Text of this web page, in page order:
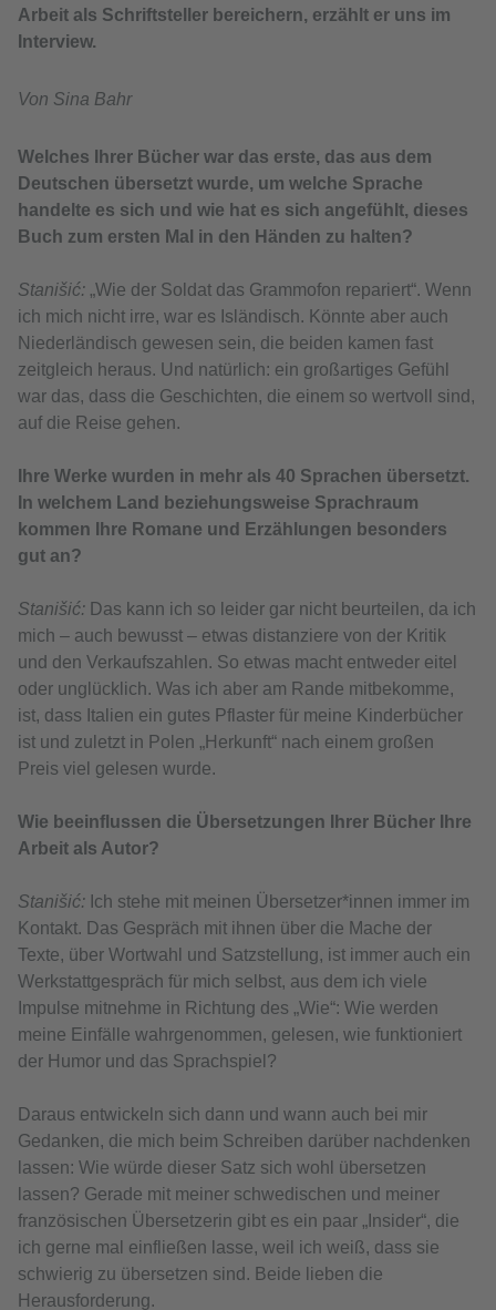
Arbeit als Schriftsteller bereichern, erzählt er uns im
Interview.
Von Sina Bahr
Welches Ihrer Bücher war das erste, das aus dem
Deutschen übersetzt wurde, um welche Sprache
handelte es sich und wie hat es sich angefühlt, dieses
Buch zum ersten Mal in den Händen zu halten?
Stanišić: „Wie der Soldat das Grammofon repariert“. Wenn
ich mich nicht irre, war es Isländisch. Könnte aber auch
Niederländisch gewesen sein, die beiden kamen fast
zeitgleich heraus. Und natürlich: ein großartiges Gefühl
war das, dass die Geschichten, die einem so wertvoll sind,
auf die Reise gehen.
Ihre Werke wurden in mehr als 40 Sprachen übersetzt.
In welchem Land beziehungsweise Sprachraum
kommen Ihre Romane und Erzählungen besonders
gut an?
Stanišić: Das kann ich so leider gar nicht beurteilen, da ich
mich – auch bewusst – etwas distanziere von der Kritik
und den Verkaufszahlen. So etwas macht entweder eitel
oder unglücklich. Was ich aber am Rande mitbekomme,
ist, dass Italien ein gutes Pflaster für meine Kinderbücher
ist und zuletzt in Polen „Herkunft“ nach einem großen
Preis viel gelesen wurde.
Wie beeinflussen die Übersetzungen Ihrer Bücher Ihre
Arbeit als Autor?
Stanišić: Ich stehe mit meinen Übersetzer*innen immer im
Kontakt. Das Gespräch mit ihnen über die Mache der
Texte, über Wortwahl und Satzstellung, ist immer auch ein
Werkstattgespräch für mich selbst, aus dem ich viele
Impulse mitnehme in Richtung des „Wie“: Wie werden
meine Einfälle wahrgenommen, gelesen, wie funktioniert
der Humor und das Sprachspiel?
Daraus entwickeln sich dann und wann auch bei mir
Gedanken, die mich beim Schreiben darüber nachdenken
lassen: Wie würde dieser Satz sich wohl übersetzen
lassen? Gerade mit meiner schwedischen und meiner
französischen Übersetzerin gibt es ein paar „Insider“, die
ich gerne mal einfließen lasse, weil ich weiß, dass sie
schwierig zu übersetzen sind. Beide lieben die
Herausforderung.